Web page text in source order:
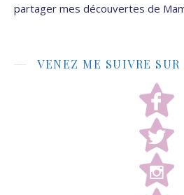
partager mes découvertes de
VENEZ ME SUIVRE SUR